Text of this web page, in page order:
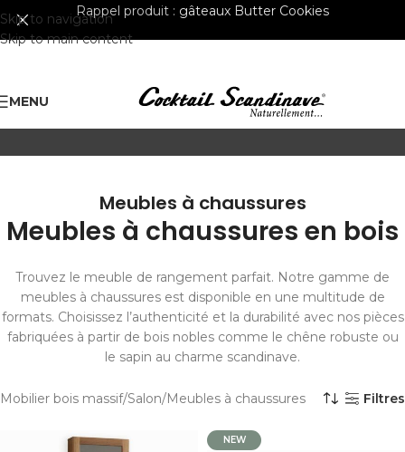
Skip to navigation
Skip to main content
Rappel produit : gâteaux Butter Cookies
MENU
Meubles à chaussures
Meubles à chaussures en bois
Trouvez le meuble de rangement parfait. Notre gamme de
meubles à chaussures est disponible en une multitude de
formats. Choisissez l’authenticité et la durabilité avec nos pièces
fabriquées à partir de bois nobles comme le chêne robuste ou
le sapin au charme scandinave.
Mobilier bois massif Salon Meubles à chaussures Filtres
NEW